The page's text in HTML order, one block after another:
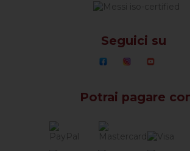
Seguici su
Potrai pagare